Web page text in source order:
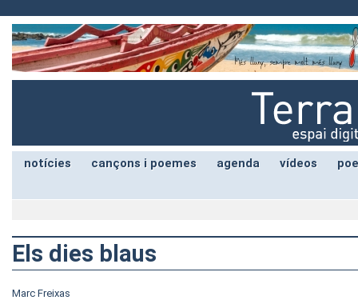
notícies cançons i poemes agenda vídeos
Els dies blaus
Marc Freixas